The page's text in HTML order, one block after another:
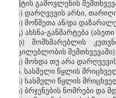
ფაქტის გამოვლენის
ა) დარღვევის არსი,
ბ) მოწმეთა ან/და
გ) ახსნა-განმარტება
დ) მომხმარებლის
(აუცილებლობის შემთხვევაში);
ე) მოხდა თუ არა
5. სასმელი წყლის
ა) სასმელი წყლის
ბ) ბრჯენების ნომრები და